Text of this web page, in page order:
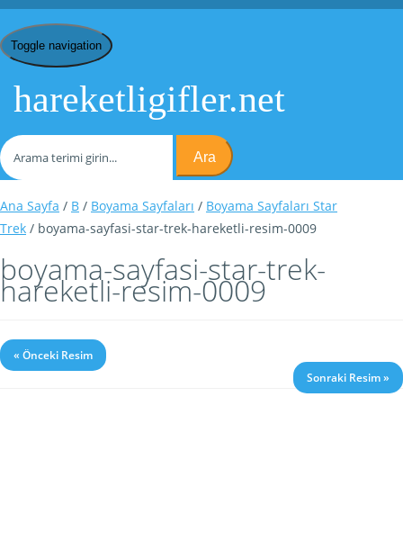
Toggle navigation
hareketligifler.net
Ara
Ana Sayfa / B / Boyama Sayfaları / Boyama Sayfaları Star
Trek / boyama-sayfasi-star-trek-hareketli-resim-0009
boyama-sayfasi-star-trek-
hareketli-resim-0009
« Önceki Resim
Sonraki Resim »